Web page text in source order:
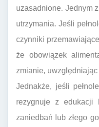
uzasadnione. Jednym
utrzymania. Jeśli
czynniki
że obowiązek
zmianie,
Jednakże, jeśli
rezygnuje z edukacji
zaniedbań lub złego